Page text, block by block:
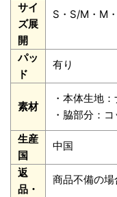
サイ
ズ展
開
S・S/M・M
パッ
ド
有り
素材
・本体生地
・脇部分：
生産
国
中国
返
品・
商品不備の